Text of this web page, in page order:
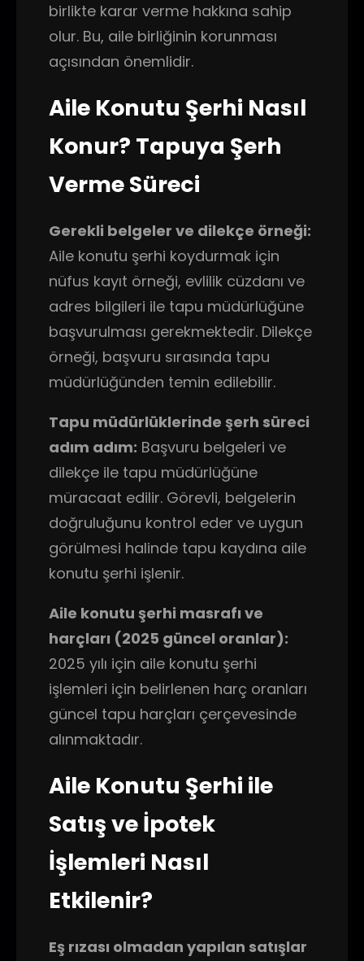
birlikte karar verme hakkına sahip
olur. Bu, aile birliğinin korunması
açısından önemlidir.
Aile Konutu Şerhi Nasıl
Konur? Tapuya Şerh
Verme Süreci
Gerekli belgeler ve dilekçe örneği:
Aile konutu şerhi koydurmak için
nüfus kayıt örneği, evlilik cüzdanı ve
adres bilgileri ile tapu müdürlüğüne
başvurulması gerekmektedir. Dilekçe
örneği, başvuru sırasında tapu
müdürlüğünden temin edilebilir.
Tapu müdürlüklerinde şerh süreci
adım adım: Başvuru belgeleri ve
dilekçe ile tapu müdürlüğüne
müracaat edilir. Görevli, belgelerin
doğruluğunu kontrol eder ve uygun
görülmesi halinde tapu kaydına aile
konutu şerhi işlenir.
Aile konutu şerhi masrafı ve
harçları (2025 güncel oranlar):
2025 yılı için aile konutu şerhi
işlemleri için belirlenen harç oranları
güncel tapu harçları çerçevesinde
alınmaktadır.
Aile Konutu Şerhi ile
Satış ve İpotek
İşlemleri Nasıl
Etkilenir?
Eş rızası olmadan yapılan satışlar